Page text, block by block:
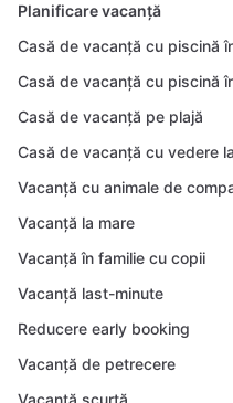
Planificare vacanță
Casă de vacanță cu piscină
Casă de vacanță cu piscină
Casă de vacanță pe plajă
Casă de vacanță cu vedere
Vacanță cu animale de
Vacanță la mare
Vacanță în familie cu copii
Vacanță last-minute
Reducere early booking
Vacanță de petrecere
Vacanță scurtă